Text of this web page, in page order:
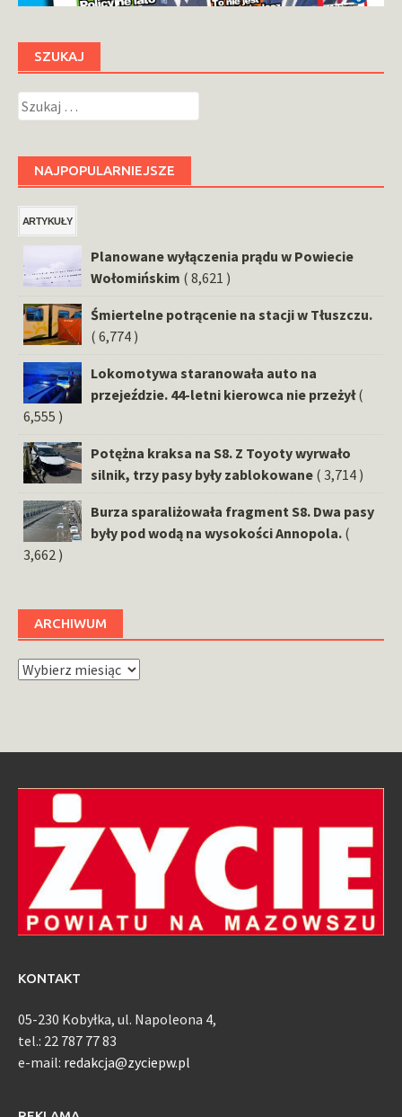
SZUKAJ
Szukaj:
NAJPOPULARNIEJSZE
ARTYKUŁY
Planowane wyłączenia prądu w Powiecie
Wołomińskim ( 8,621 )
Śmiertelne potrącenie na stacji w Tłuszczu.
( 6,774 )
Lokomotywa staranowała auto na
przejeździe. 44-letni kierowca nie przeżył (
6,555 )
Potężna kraksa na S8. Z Toyoty wyrwało
silnik, trzy pasy były zablokowane ( 3,714 )
Burza sparaliżowała fragment S8. Dwa pasy
były pod wodą na wysokości Annopola. (
3,662 )
ARCHIWUM
Archiwum
KONTAKT
05-230 Kobyłka, ul. Napoleona 4,
tel.: 22 787 77 83
e-mail: redakcja@zyciepw.pl